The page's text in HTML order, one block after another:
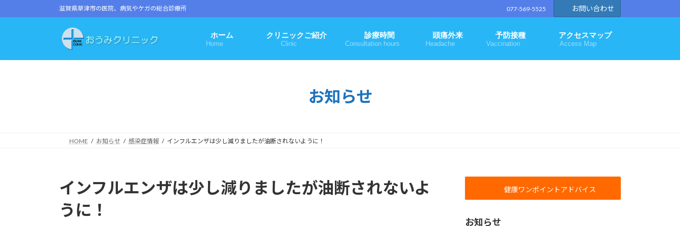
ン
ビ
滋賀県草津市の医院、病気やケガの総合診療所 077-569-5525 お問い合わせ
ホーム
Home
クリニックご紹介
Clinic
診療時間
Consultation hours
頭痛外来
Headache
予防接種
Vaccination
アクセスマップ
Access Map
お知らせ
HOME お知らせ 感染症情報 インフルエンザは少し減りましたが油断されないように！
インフルエンザは少し減りましたが油断されないよ
うに！
健康ワンポイントアドバイス
お知らせ